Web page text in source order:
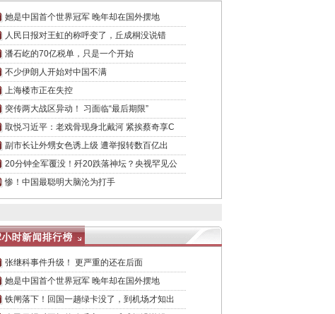
她是中国首个世界冠军 晚年却在国外摆地
人民日报对王虹的称呼变了，丘成桐没说错
潘石屹的70亿税单，只是一个开始
不少伊朗人开始对中国不满
上海楼市正在失控
突传两大战区异动！ 习面临“最后期限”
取悦习近平：老戏骨现身北戴河 紧挨蔡奇享C
副市长让外甥女色诱上级 遭举报转数百亿出
20分钟全军覆没！歼20跌落神坛？央视罕见公
惨！中国最聪明大脑沦为打手
张继科事件升级！ 更严重的还在后面
她是中国首个世界冠军 晚年却在国外摆地
铁闸落下！回国一趟绿卡没了，到机场才知出